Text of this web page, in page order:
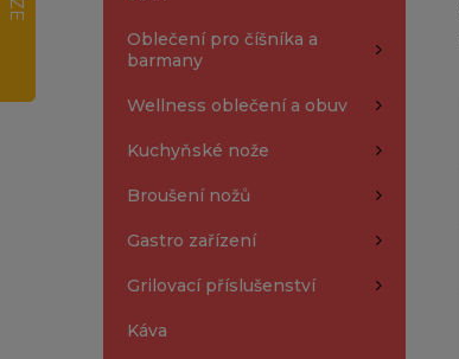
Oblečení pro číšníka a
barmany
Wellness oblečení a obuv
Kuchyňské nože
Broušení nožů
Gastro zařízení
Grilovací příslušenství
Káva